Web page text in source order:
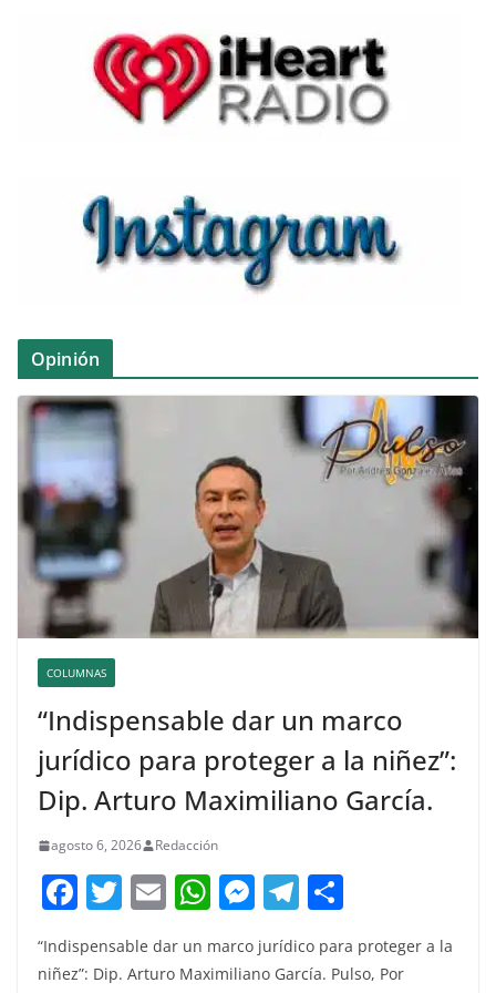
Opinión
COLUMNAS
“Indispensable dar un marco
jurídico para proteger a la niñez”:
Dip. Arturo Maximiliano García.
agosto 6, 2026 Redacción
F
c
T
w
itt
E
ai
W
at
M
e
ss
T
e m
“Indispensable dar un marco jurídico para proteger a la
niñez”: Dip. Arturo Maximiliano García. Pulso, Por